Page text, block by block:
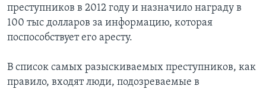
преступников в 2012 году и назначило награду в
100 тыс долларов за информацию, которая
поспособствует его аресту.
В список самых разыскиваемых преступников, как
правило, входят люди, подозреваемые в